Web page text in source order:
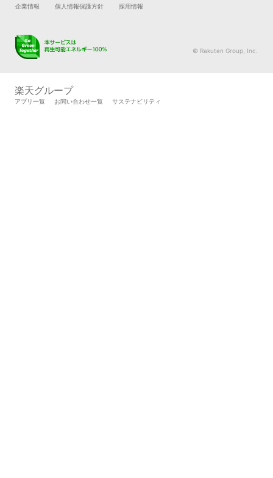
タイヤ交換のカテゴリー
車購入のカテゴリー
試乗・商談
新車購入
キズ修理予約
メンテナンス管理
自動車カタログ
自動車保険
企業情報 個人情報保護方針 採用情報
© Rakuten Group, Inc.
楽天グループ
アプリ一覧 お問い合わせ一覧 サステナビリティ